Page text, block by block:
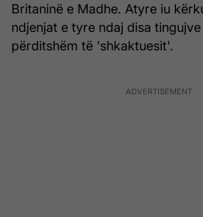
Britaninë e Madhe. Atyre iu
ndjenjat e tyre ndaj disa
përditshëm të 'shkaktuesit'.